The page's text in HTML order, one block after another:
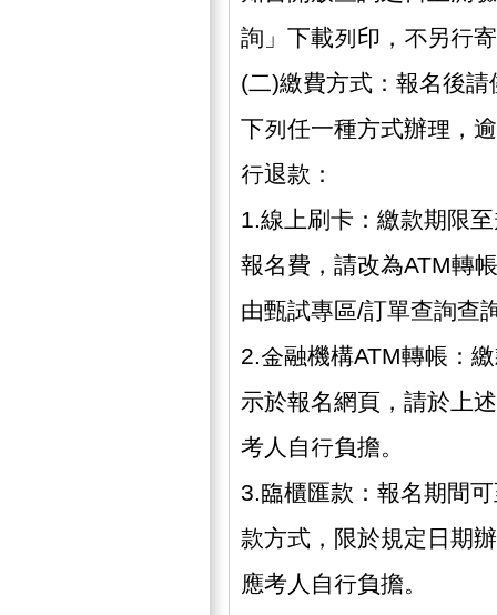
詢」下載列印，不另行
(二)繳費方式：報名後
下列任一種方式辦理，
行退款：
1.線上刷卡：繳款期限
報名費，請改為ATM轉
由甄試專區/訂單查詢查
2.金融機構ATM轉帳：
示於報名網頁，請於上
考人自行負擔。
3.臨櫃匯款：報名期間
款方式，限於規定日期
應考人自行負擔。